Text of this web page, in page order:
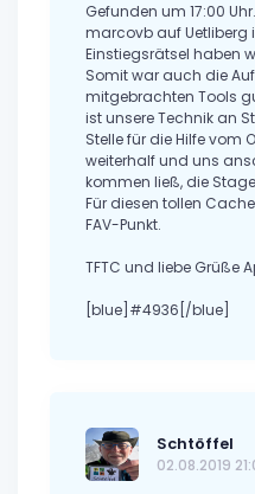
Gefunden um 17:00
marcovb auf Uetliberg
Einstiegsrätsel haben
Somit war auch die
mitgebrachten Tools
ist unsere Technik an
Stelle für die Hilfe vom
weiterhalf und uns
kommen ließ, die
Für diesen tollen
FAV-Punkt.
TFTC und liebe Grüße
[blue]#4936[/blue]
Schtöffel
02.08.2019